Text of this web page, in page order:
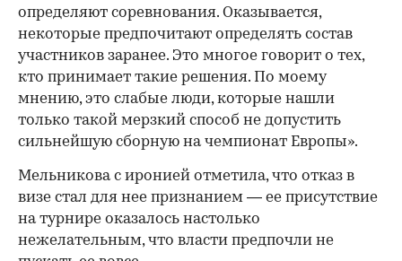
определяют соревнования. Оказывается,
некоторые предпочитают определять состав
участников заранее. Это многое говорит о тех,
кто принимает такие решения. По моему
мнению, это слабые люди, которые нашли
только такой мерзкий способ не допустить
сильнейшую сборную на чемпионат Европы».
Мельникова с иронией отметила, что отказ в
визе стал для нее признанием — ее присутствие
на турнире оказалось настолько
нежелательным, что власти предпочли не